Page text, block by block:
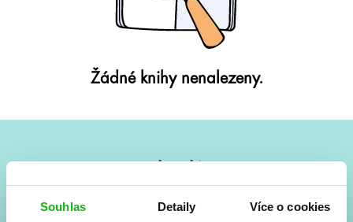
Souhlas Detaily Více o cookies
Žádné knihy nenalezeny.
Vše kolem #youngadult každý měsíc rovnou do mailu!